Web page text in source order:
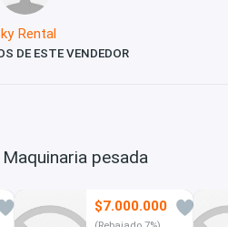
Rental
DE ESTE VENDEDOR
pesada
$7.000.000